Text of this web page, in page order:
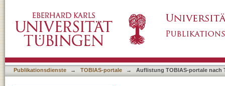
Publikationsdienste → TOBIAS-portale → Auflistung TOBIAS-portale nach